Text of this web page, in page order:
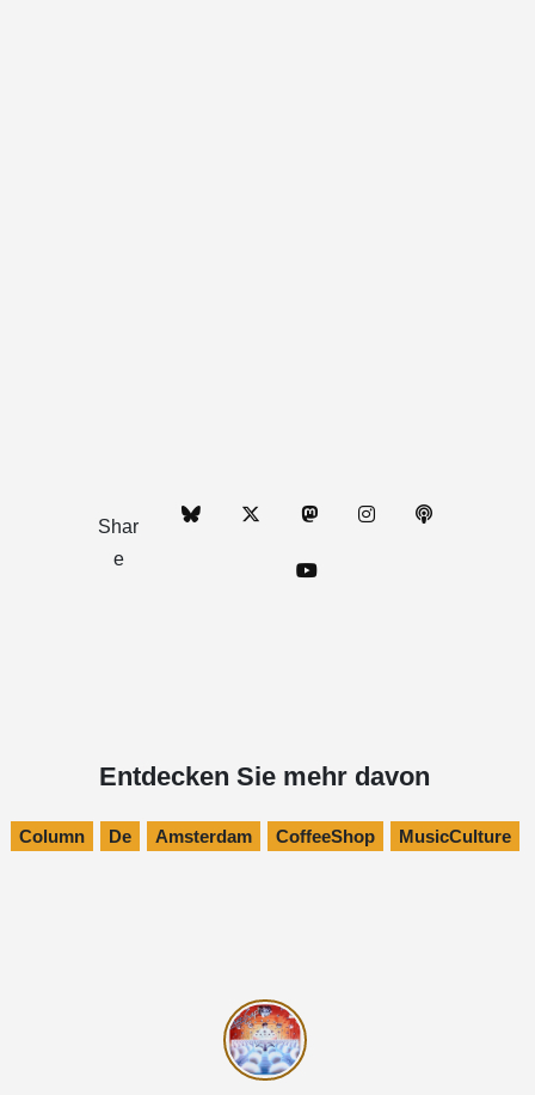
Shar
e
Entdecken Sie mehr davon
Column De Amsterdam CoffeeShop MusicCulture